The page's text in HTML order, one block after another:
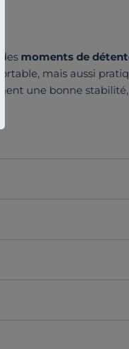
moments de
mais aussi
une bonne